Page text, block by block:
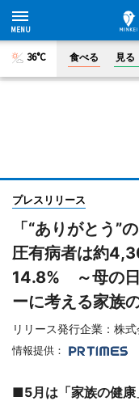
36°C 食べる 見る
プレスリリース
「“ありがとう”
圧有病者は約
14.8% ～母の日
ーに考える家族
リリース発行企業：株
情報提供：
■5月は「家族の健